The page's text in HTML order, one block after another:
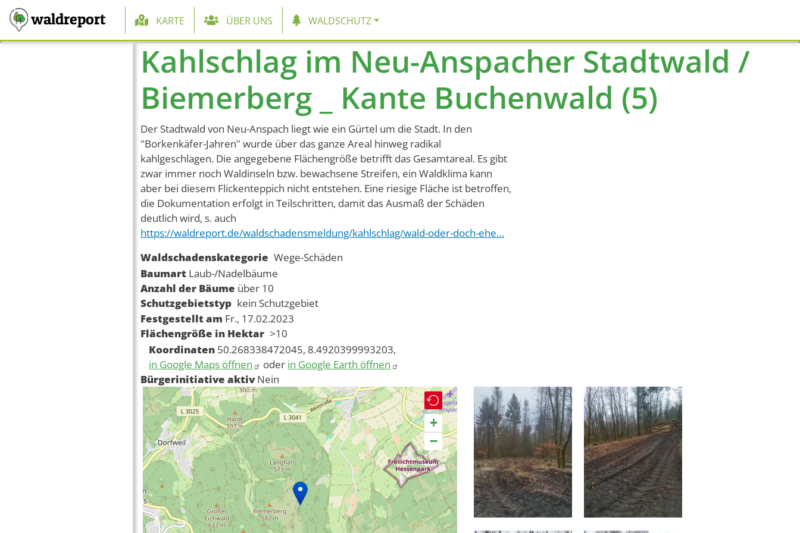
waldreport Hauptnavigation
KARTE ÜBER UNS WALDSCHUTZ
Kahlschlag im Neu-Anspacher Stadtwald /
Biemerberg _ Kante Buchenwald (5)
Der Stadtwald von Neu-Anspach liegt wie ein Gürtel um die Stadt. In den
"Borkenkäfer-Jahren" wurde über das ganze Areal hinweg radikal
kahlgeschlagen. Die angegebene Flächengröße betrifft das Gesamtareal. Es gibt
zwar immer noch Waldinseln bzw. bewachsene Streifen, ein Waldklima kann
aber bei diesem Flickenteppich nicht entstehen. Eine riesige Fläche ist betroffen,
die Dokumentation erfolgt in Teilschritten, damit das Ausmaß der Schäden
deutlich wird, s. auch
https://waldreport.de/waldschadensmeldung/kahlschlag/wald-oder-doch-ehe…
Waldschadenskategorie Wege-Schäden
Baumart Laub-/Nadelbäume
Anzahl der Bäume über 10
Schutzgebietstyp kein Schutzgebiet
Festgestellt am Fr., 17.02.2023
Flächengröße in Hektar >10
Koordinaten 50.268338472045, 8.4920399993203,
in Google Maps öffnen
oder in Google Earth öffnen
Bürgerinitiative aktiv Nein
+
−